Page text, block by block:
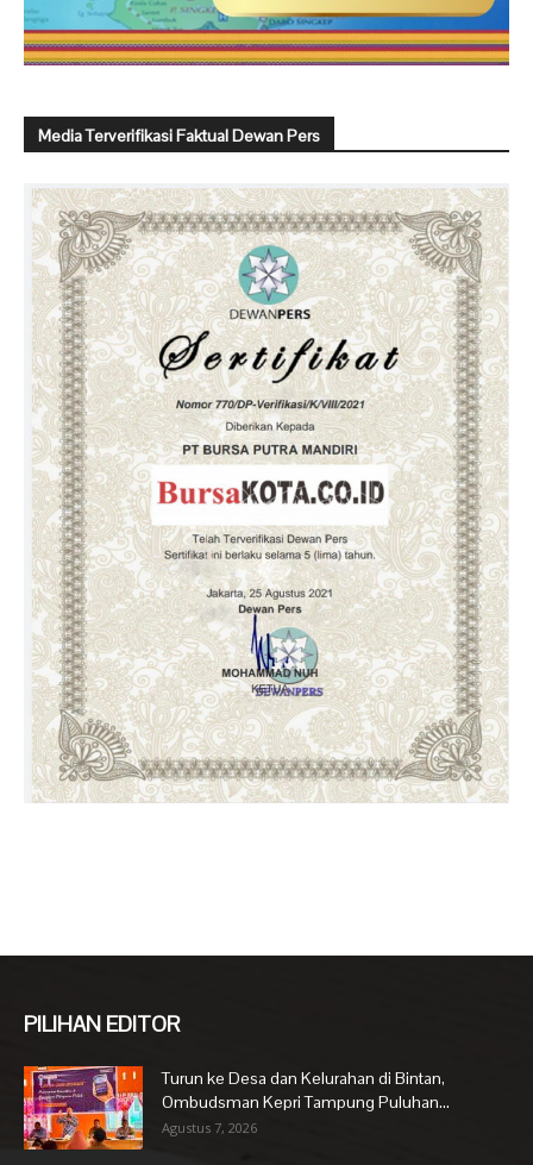
Media Terverifikasi Faktual Dewan Pers
PILIHAN EDITOR
Turun ke Desa dan Kelurahan di Bintan,
Ombudsman Kepri Tampung Puluhan...
Agustus 7, 2026